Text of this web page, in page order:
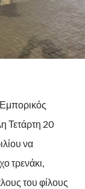
Τετάρτη 20
να
τρενάκι,
του φίλους